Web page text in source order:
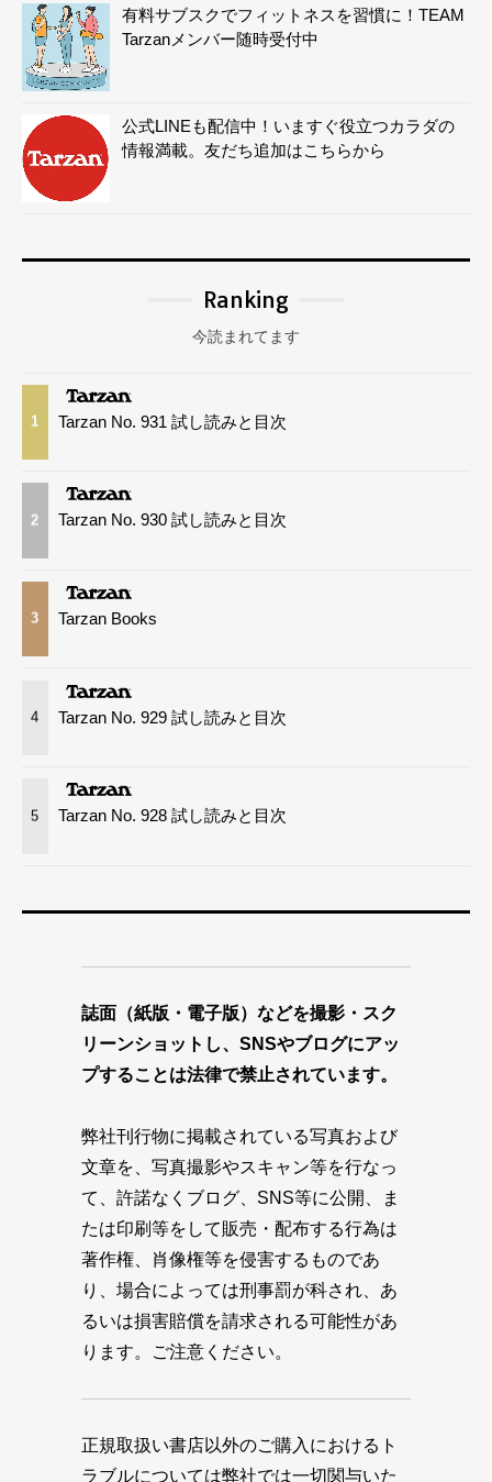
有料サブスクでフィットネスを習慣に！TEAM
Tarzanメンバー随時受付中
公式LINEも配信中！いますぐ役立つカラダの
情報満載。友だち追加はこちらから
Ranking
今読まれてます
1 Tarzan No. 931 試し読みと目次
2 Tarzan No. 930 試し読みと目次
3 Tarzan Books
4 Tarzan No. 929 試し読みと目次
5 Tarzan No. 928 試し読みと目次
誌面（紙版・電子版）などを撮影・スク
リーンショットし、SNSやブログにアッ
プすることは法律で禁止されています。
弊社刊行物に掲載されている写真および
文章を、写真撮影やスキャン等を行なっ
て、許諾なくブログ、SNS等に公開、ま
たは印刷等をして販売・配布する行為は
著作権、肖像権等を侵害するものであ
り、場合によっては刑事罰が科され、あ
るいは損害賠償を請求される可能性があ
ります。ご注意ください。
正規取扱い書店以外のご購入におけるト
ラブルについては弊社では一切関与いた